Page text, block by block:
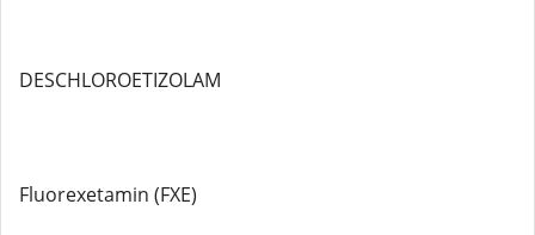
DESCHLOROETIZOLAM
Fluorexetamin (FXE)